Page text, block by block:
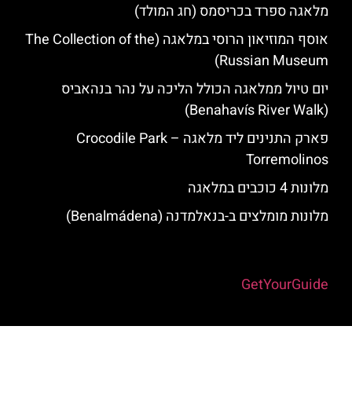
מלאגה ספרד בכריסמס (חג המולד)
אוסף המוזיאון הרוסי במלאגה (The Collection of the
Russian Museum)
יום טיול ממלאגה הכולל הליכה על נהר בנהאביס
(Benahavís River Walk)
פארק התנינים ליד מלאגה – Crocodile Park
Torremolinos
מלונות 4 כוכבים במלאגה
מלונות מומלצים ב-בנאלמדנה (Benalmádena)
GetYourGuide